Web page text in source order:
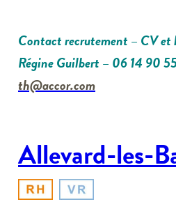
Contact recrutement – CV
Régine Guilbert – 06 14 90
th@accor.com
Allevard-les-